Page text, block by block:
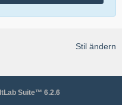
Stil ändern
Suite™ 6.2.6